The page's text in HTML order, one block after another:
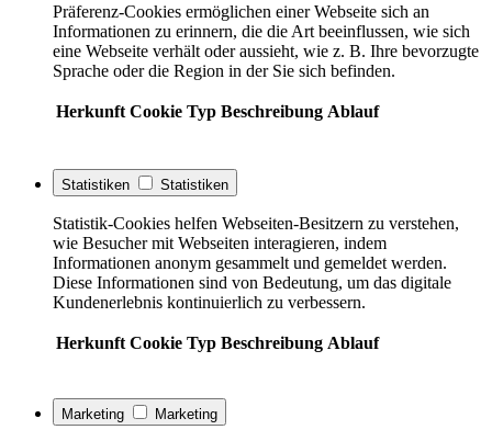
Präferenz-Cookies ermöglichen einer Webseite sich an
Informationen zu erinnern, die die Art beeinflussen, wie sich
eine Webseite verhält oder aussieht, wie z. B. Ihre bevorzugte
Sprache oder die Region in der Sie sich befinden.
Herkunft Cookie Typ Beschreibung Ablauf
Statistiken Statistiken
Statistik-Cookies helfen Webseiten-Besitzern zu verstehen,
wie Besucher mit Webseiten interagieren, indem
Informationen anonym gesammelt und gemeldet werden.
Diese Informationen sind von Bedeutung, um das digitale
Kundenerlebnis kontinuierlich zu verbessern.
Herkunft Cookie Typ Beschreibung Ablauf
Marketing Marketing